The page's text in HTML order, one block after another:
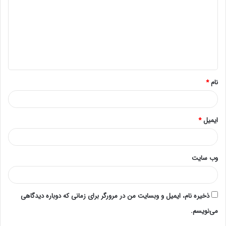
نام*
ایمیل*
وب‌ سایت
ذخیره نام، ایمیل و وبسایت من در مرورگر برای زمانی که دوباره دیدگاهی
می‌نویسم.